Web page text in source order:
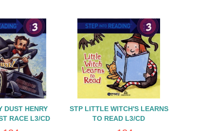
DUST HENRY
RACE L3/CD
STP LITTLE WITCH'S LEARNS
TO READ L3/CD